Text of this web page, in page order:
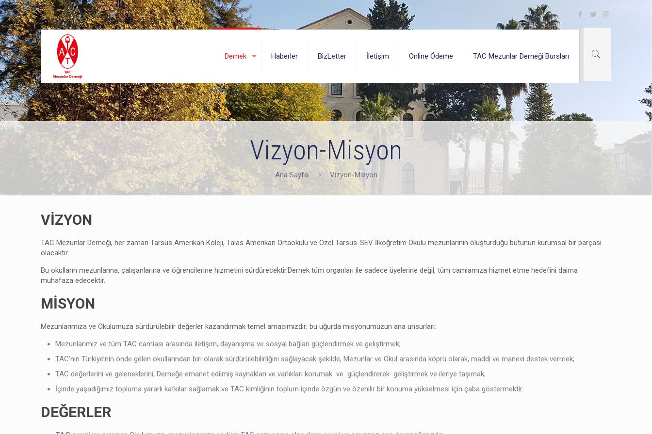
Dernek Haberler BizLetter İletişim Online Ödeme TAC Mezunlar Derneği Bursları
Vizyon-Misyon
Ana Sayfa Vizyon-Misyon
VİZYON
TAC Mezunlar Derneği, her zaman Tarsus Amerikan Koleji, Talas Amerikan Ortaokulu ve Özel Tarsus-SEV İlköğretim Okulu mezunlarının oluşturduğu bütünün kurumsal bir parçası
olacaktır.
Bu okulların mezunlarına, çalışanlarına ve öğrencilerine hizmetini sürdürecektir.Dernek tüm organları ile sadece üyelerine değil, tüm camiamıza hizmet etme hedefini daima
muhafaza edecektir.
MİSYON
Mezunlarımıza ve Okulumuza sürdürülebilir değerler kazandırmak temel amacımızdır; bu uğurda misyonumuzun ana unsurları:
Mezunlarımız ve tüm TAC camiası arasında iletişim, dayanışma ve sosyal bağları güçlendirmek ve geliştirmek;
TAC’nin Türkiye’nin önde gelen okullarından biri olarak sürdürülebilirliğini sağlayacak şekilde, Mezunlar ve Okul arasında köprü olarak, maddi ve manevi destek vermek;
TAC değerlerini ve geleneklerini, Derneğe emanet edilmiş kaynakları ve varlıkları korumak ve güçlendirerek geliştirmek ve ileriye taşımak;
İçinde yaşadığımız topluma yararlı katkılar sağlamak ve TAC kimliğinin toplum içinde özgün ve özenilir bir konuma yükselmesi için çaba göstermektir.
DEĞERLER